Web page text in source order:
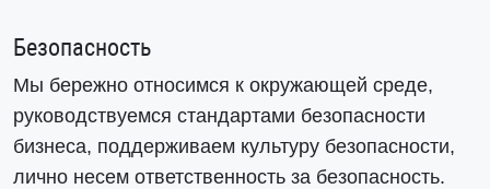
Безопасность
Мы бережно относимся к окружающей среде,
руководствуемся стандартами безопасности
бизнеса, поддерживаем культуру безопасности,
лично несем ответственность за безопасность.